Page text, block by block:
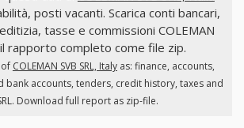
posti vacanti. Scarica conti bancari,
tasse e commissioni COLEMAN
il rapporto completo come file zip.
COLEMAN SVB SRL, Italyas: finance, accounts,
bank accounts, tenders, credit history, taxes and
Download full report as zip-file.